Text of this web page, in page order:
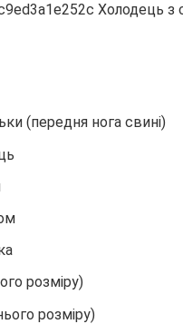
(передня нога свині)
розміру)
розміру)